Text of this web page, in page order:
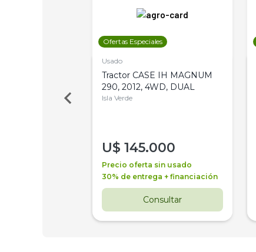
Ofertas Especiales
Usado
Tractor CASE IH MAGNUM
290, 2012, 4WD, DUAL
Isla Verde
U$ 145.000
Precio oferta sin usado
30% de entrega + financiación
Consultar